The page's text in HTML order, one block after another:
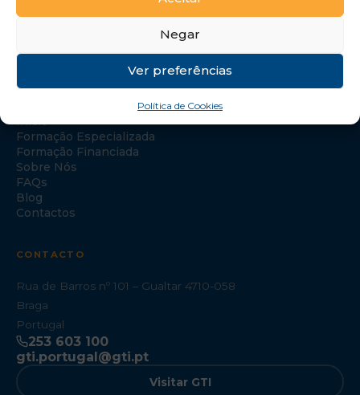
Negar
Ver preferências
Política de Cookies
NAVEGAÇÃO
Formação Especializada
Formação Financiada
Sobre Nós
FAQs
Blog
Contactos
CONTACTO
Rua de Barros nº 101 – Gualtar 4710-058
Braga
Portugal
253 603 100
gti.portugal@gti.pt
Visitar GTI